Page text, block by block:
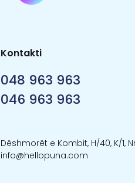
Kontakti
048 963 963
046 963 963
Dëshmorët e Kombit, H/40, K/1,
info@hellopuna.com